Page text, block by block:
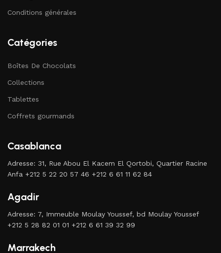
Conditions générales
Catégories
Boîtes De Chocolats
Collections
Tablettes
Coffrets gourmands
Casablanca
Adresse: 31, Rue Abou El Kacem El Qortobi, Quartier Racine
Anfa +212 5 22 20 57 46 +212 6 61 11 62 84
Agadir
Adresse: 7, Immeuble Moulay Youssef, bd Moulay Youssef
+212 5 28 82 01 01 +212 6 61 39 32 99
Marrakech